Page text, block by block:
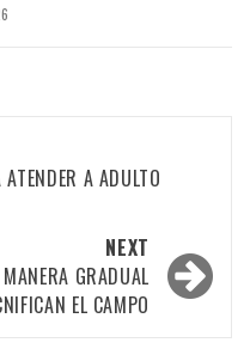
A ADULTO
NEXT
GRADUAL
EL CAMPO